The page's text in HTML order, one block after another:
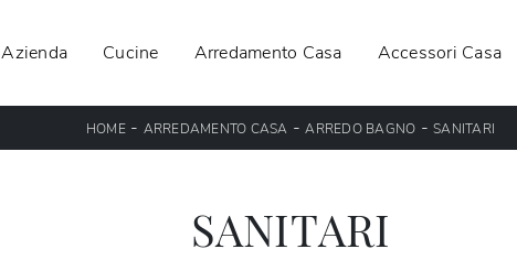
Azienda Cucine Arredamento Casa Accessori Casa
HOME- ARREDAMENTO CASA -ARREDO BAGNO -SANITARI
SANITARI